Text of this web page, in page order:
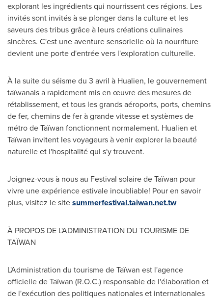
explorant les ingrédients qui nourrissent ces régions. Les
invités sont invités à se plonger dans la culture et les
saveurs des tribus grâce à leurs créations culinaires
sincères. C'est une aventure sensorielle où la nourriture
devient une porte d'entrée vers l'exploration culturelle.
À la suite du séisme du 3 avril à Hualien, le gouvernement
taïwanais a rapidement mis en œuvre des mesures de
rétablissement, et tous les grands aéroports, ports, chemins
de fer, chemins de fer à grande vitesse et systèmes de
métro de Taïwan fonctionnent normalement. Hualien et
Taïwan invitent les voyageurs à venir explorer la beauté
naturelle et l'hospitalité qui s'y trouvent.
Joignez-vous à nous au Festival solaire de Taïwan pour
vivre une expérience estivale inoubliable! Pour en savoir
plus, visitez le sitesummerfestival.taiwan.net.tw
À PROPOS DE L'ADMINISTRATION DU TOURISME DE
TAÏWAN
L'Administration du tourisme de Taïwan est l'agence
officielle de Taïwan (R.O.C.) responsable de l'élaboration et
de l'exécution des politiques nationales et internationales